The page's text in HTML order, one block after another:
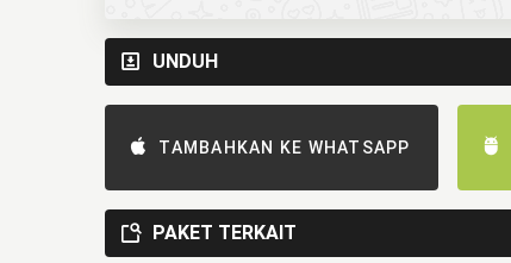
UNDUH
TAMBAHKAN KE WHATSAPP
PAKET TERKAIT